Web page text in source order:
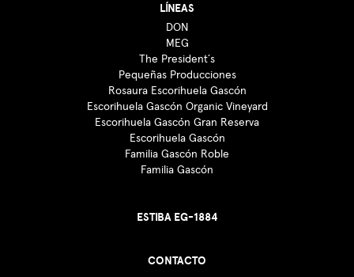
LÍNEAS
DON
MEG
The President´s
Pequeñas Producciones
Rosaura Escorihuela Gascón
Escorihuela Gascón Organic Vineyard
Escorihuela Gascón Gran Reserva
Escorihuela Gascón
Familia Gascón Roble
Familia Gascón
ESTIBA EG-1884
CONTACTO